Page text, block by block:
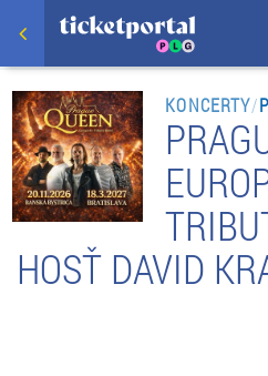
KONCERTY/
HOSŤ DAVID